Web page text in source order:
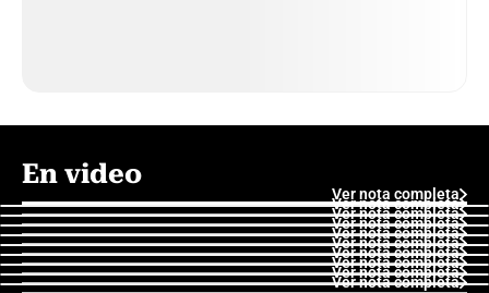
En video
Ver nota completa
Ver nota completa
Ver nota completa
Ver nota completa
Ver nota completa
Ver nota completa
Ver nota completa
Ver nota completa
Ver nota completa
Ver nota completa